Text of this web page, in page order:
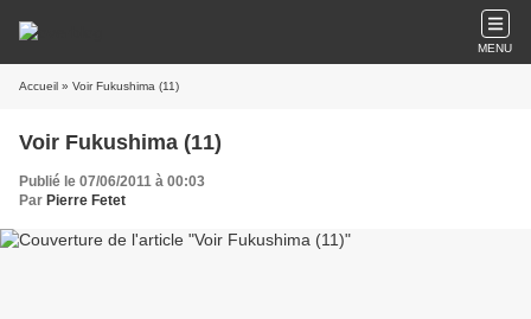
MENU
Accueil » Voir Fukushima (11)
Voir Fukushima (11)
Publié le 07/06/2011 à 00:03
Par Pierre Fetet